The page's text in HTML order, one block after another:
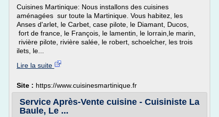
Cuisines Martinique: Nous installons des cuisines
aménagées sur toute la Martinique. Vous habitez, les
Anses d'arlet, le Carbet, case pilote, le Diamant, Ducos,
fort de france, le François, le lamentin, le lorrain,le marin,
rivière pilote, rivière salée, le robert, schoelcher, les trois
ilets, le...
Lire la suite
Site : https://www.cuisinesmartinique.fr
Service Après-Vente cuisine - Cuisiniste La
Baule, Le ...